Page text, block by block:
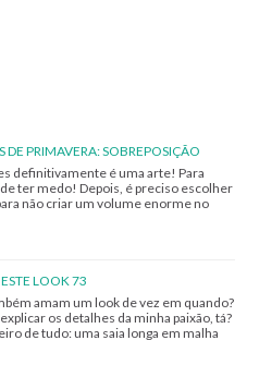
DE PRIMAVERA: SOBREPOSIÇÃO
definitivamente é uma arte! Para
ter medo! Depois, é preciso escolher
não criar um volume enorme no
LOOK 73
amam um look de vez em quando?
os detalhes da minha paixão, tá?
de tudo: uma saia longa em malha